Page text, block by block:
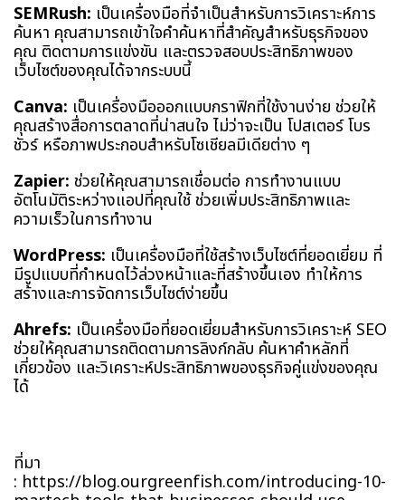
SEMRush: เป็นเครื่องมือที่จำเป็นสำหรับการวิเคราะห์การ
ค้นหา คุณสามารถเข้าใจคำค้นหาที่สำคัญสำหรับธุรกิจของ
คุณ ติดตามการแข่งขัน และตรวจสอบประสิทธิภาพของ
เว็บไซต์ของคุณได้จากระบบนี้
Canva: เป็นเครื่องมือออกแบบกราฟิกที่ใช้งานง่าย ช่วยให้
คุณสร้างสื่อการตลาดที่น่าสนใจ ไม่ว่าจะเป็น โปสเตอร์ โบร
ชัวร์ หรือภาพประกอบสำหรับโซเชียลมีเดียต่าง ๆ
Zapier: ช่วยให้คุณสามารถเชื่อมต่อ การทำงานแบบ
อัตโนมัติระหว่างแอปที่คุณใช้ ช่วยเพิ่มประสิทธิภาพและ
ความเร็วในการทำงาน
WordPress: เป็นเครื่องมือที่ใช้สร้างเว็บไซต์ที่ยอดเยี่ยม ที่
มีรูปแบบที่กำหนดไว้ล่วงหน้าและที่สร้างขึ้นเอง ทำให้การ
สร้างและการจัดการเว็บไซต์ง่ายขึ้น
Ahrefs: เป็นเครื่องมือที่ยอดเยี่ยมสำหรับการวิเคราะห์ SEO
ช่วยให้คุณสามารถติดตามการลิงก์กลับ ค้นหาคำหลักที่
เกี่ยวข้อง และวิเคราะห์ประสิทธิภาพของธุรกิจคู่แข่งของคุณ
ได้
ที่มา
: https://blog.ourgreenfish.com/introducing-10-